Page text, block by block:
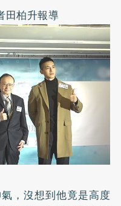
田柏升報導
，沒想到他竟是高度